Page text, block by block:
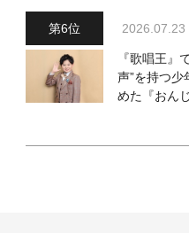
2026.07.23
『歌唱王』
声”を持つ少
めた『おん